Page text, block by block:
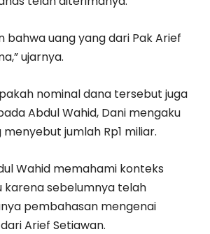
bahwa uang yang dari Pak Arief
ujarnya.
nominal dana tersebut juga
Abdul Wahid, Dani mengaku
jumlah Rp1 miliar.
Wahid memahami konteks
sebelumnya telah
pembahasan mengenai
Arief Setiawan.